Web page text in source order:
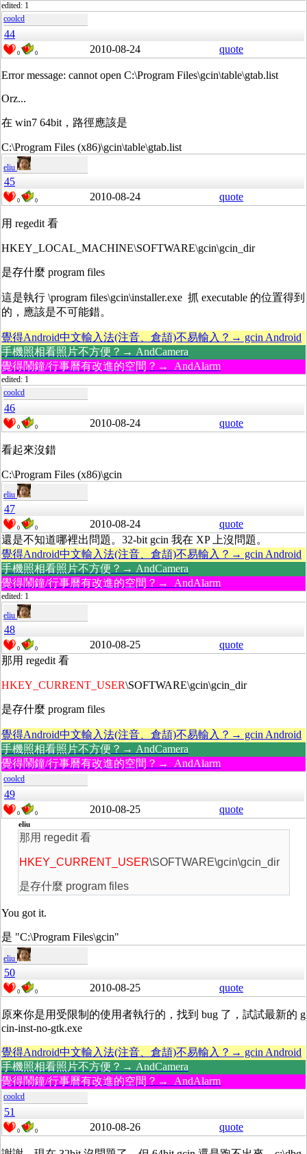
edited: 1
coolcd
44
0 0 2010-08-24 quote
Error message: cannot open C:\Program Files\gcin\table\gtab.list
Orz...
在 win7 64bit，路徑應該是
C:\Program Files (x86)\gcin\table\gtab.list
eliu
45
0 0 2010-08-24 quote
用 regedit 看
HKEY_LOCAL_MACHINE\SOFTWARE\gcin\gcin_dir
是存什麼 program files
這是執行 \program files\gcin\installer.exe 抓 executable 的位置得到
的，應該是不可能錯。
覺得Android中文輸入法(注音、倉頡)不易輸入？→ gcin Android
手機照相看照片不方便？→ AndCamera
覺得鬧鐘/行事曆有改進的空間？→ AndAlarm
edited: 1
coolcd
46
0 0 2010-08-24 quote
看起來沒錯
C:\Program Files (x86)\gcin
eliu
47
0 0 2010-08-24
quote
還是不知道哪裡出問題。32-bit gcin 我在 XP 上沒問題。
覺得Android中文輸入法(注音、倉頡)不易輸入？→ gcin Android
手機照相看照片不方便？→ AndCamera
覺得鬧鐘/行事曆有改進的空間？→ AndAlarm
edited: 1
eliu
48
0 0 2010-08-25
quote
那用 regedit 看
HKEY_CURRENT_USER\SOFTWARE\gcin\gcin_dir
是存什麼 program files
覺得Android中文輸入法(注音、倉頡)不易輸入？→ gcin Android
手機照相看照片不方便？→ AndCamera
覺得鬧鐘/行事曆有改進的空間？→ AndAlarm
coolcd
49
0 0 2010-08-25 quote
eliu
那用 regedit 看
HKEY_CURRENT_USER\SOFTWARE\gcin\gcin_dir
是存什麼 program files
You got it.
是 "C:\Program Files\gcin"
eliu
50
0 0 2010-08-25 quote
原來你是用受限制的使用者執行的，找到 bug 了，試試最新的 g
cin-inst-no-gtk.exe
覺得Android中文輸入法(注音、倉頡)不易輸入？→ gcin Android
手機照相看照片不方便？→ AndCamera
覺得鬧鐘/行事曆有改進的空間？→ AndAlarm
coolcd
51
0 0 2010-08-26 quote